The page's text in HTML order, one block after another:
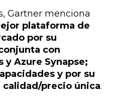
Gartner menciona
plataforma de
por su
con
y Azure Synapse;
y por su
precio única.